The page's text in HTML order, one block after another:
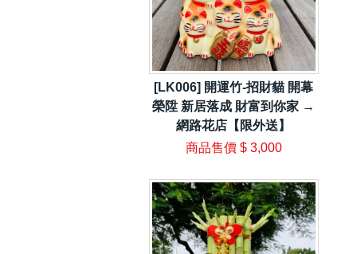
[LK006] 開運竹-招財貓 開幕
榮陞 新居落成 財富到你家 →
網路花店【限外送】
商品售價 $ 3,000